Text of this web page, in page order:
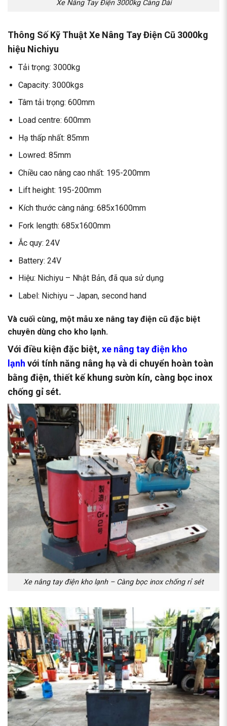
Xe Nâng Tay Điện 3000kg Càng Dài
Thông Số Kỹ Thuật Xe Nâng Tay Điện Cũ 3000kg
hiệu Nichiyu
Tải trọng: 3000kg
Capacity: 3000kgs
Tâm tải trọng: 600mm
Load centre: 600mm
Hạ thấp nhất: 85mm
Lowred: 85mm
Chiều cao nâng cao nhất: 195-200mm
Lift height: 195-200mm
Kích thước càng nâng: 685x1600mm
Fork length: 685x1600mm
Ắc quy: 24V
Battery: 24V
Hiệu: Nichiyu – Nhật Bản, đã qua sử dụng
Label: Nichiyu – Japan, second hand
Và cuối cùng, một mẫu xe nâng tay điện cũ đặc biệt
chuyên dùng cho kho lạnh.
Với điều kiện đặc biệt, xe nâng tay điện kho
lạnh với tính năng nâng hạ và di chuyển hoàn toàn
bằng điện, thiết kế khung sườn kín, càng bọc inox
chống gỉ sét.
Xe nâng tay điện kho lạnh – Càng bọc inox chống rỉ sét